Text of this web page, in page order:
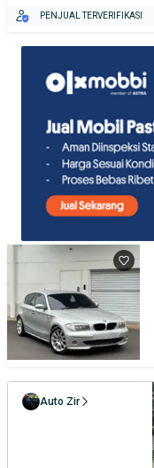
PENJUAL TERVERIFIKASI
Auto Zir